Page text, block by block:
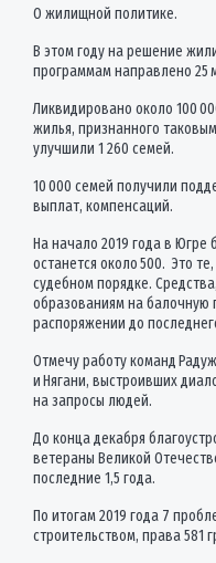
О жилищной политике.
В этом году на решение
программам направлено 25
Ликвидировано около 100
жилья, признанного
улучшили 1 260 семей.
10 000 семей получили
выплат, компенсаций.
На начало 2019 года в Югре
останется около 500. Это
судебном порядке.
образованиям на балочную
распоряжении до
Отмечу работу команд
и Нягани, выстроивших
на запросы людей.
До конца декабря
ветераны Великой
последние 1,5 года.
По итогам 2019 года 7
строительством, права 581